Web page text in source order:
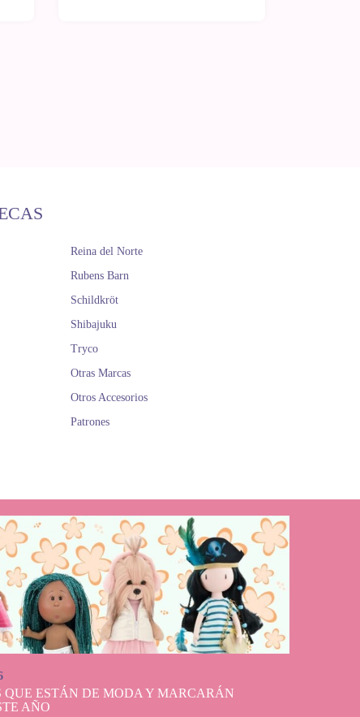
Reina del Norte
Rubens Barn
Schildkröt
Shibajuku
Tryco
Otras Marcas
Otros Accesorios
Patrones
QUE ESTÁN DE MODA Y MARCARÁN
AÑO